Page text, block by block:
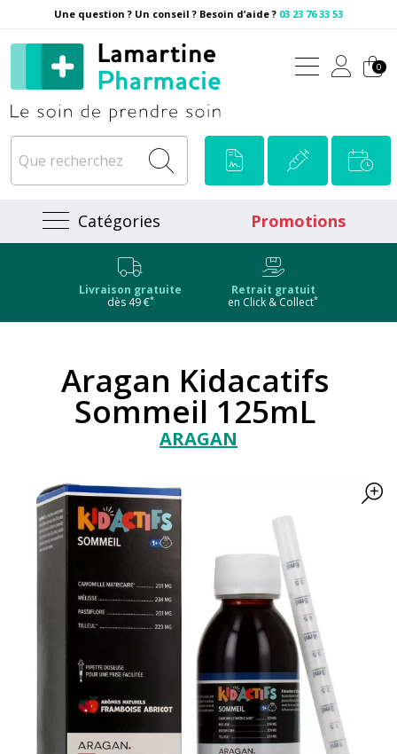
Une question ? Un conseil ? Besoin d’aide ? 03 23 76 33 53
Pharmacie Lamartine
0
Catégories Promotions
Livraison gratuite
dès 49 €*
Retrait gratuit
en Click & Collect*
Aragan Kidacatifs
Sommeil 125mL
ARAGAN